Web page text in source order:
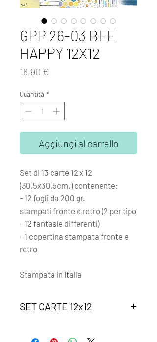
GPP 26-03 BEE
HAPPY 12X12
16,90 €
Quantità *
Aggiungi al carrello
Set di 13 carte 12 x 12
(30,5x30,5cm.) contenente:
- 12 fogli da 200 gr.
stampati fronte e retro (2 per tipo
- 12 fantasie differenti)
- 1 copertina stampata fronte e
retro
Stampata in Italia
SET CARTE 12x12
tra di loro, stampate fronte e